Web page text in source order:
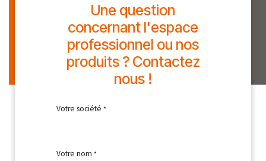
Une question
concernant l'espace
professionnel ou nos
produits ? Contactez
nous !
Votre société *
Votre nom *